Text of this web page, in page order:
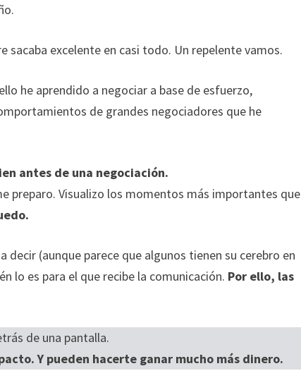
sacaba excelente en casi todo. Un repelente vamos.
he aprendido a negociar a base de esfuerzo,
de grandes negociadores que he
antes de una negociación.
preparo. Visualizo los momentos más importantes que
(aunque parece que algunos tienen su cerebro en
lo es para el que recibe la comunicación. Por ello, las
de una pantalla.
Y pueden hacerte ganar mucho más dinero.